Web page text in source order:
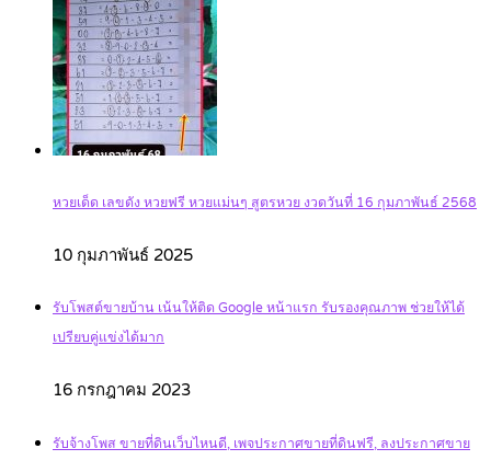
หวยเด็ด เลขดัง หวยฟรี หวยแม่นๆ สูตรหวย งวดวันที่ 16 กุมภาพันธ์ 2568
10 กุมภาพันธ์ 2025
รับโพสต์ขายบ้าน เน้นให้ติด Google หน้าแรก รับรองคุณภาพ ช่วยให้ได้
เปรียบคู่แข่งได้มาก
16 กรกฎาคม 2023
รับจ้างโพส ขายที่ดินเว็บไหนดี, เพจประกาศขายที่ดินฟรี, ลงประกาศขาย